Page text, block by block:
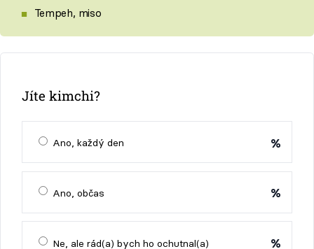
Tempeh, miso
Jíte kimchi?
Ano, každý den %
Ano, občas %
Ne, ale rád(a) bych ho ochutnal(a) %